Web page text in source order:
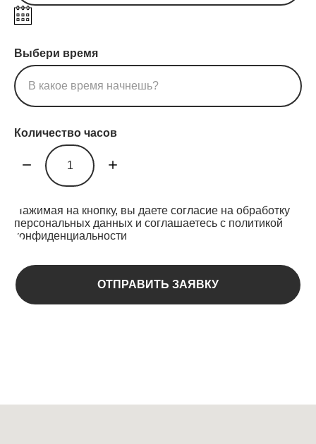
Выбери время
В какое время начнешь?
Количество часов
Нажимая на кнопку, вы даете согласие на обработку
персональных данных и соглашаетесь c политикой
конфиденциальности
ОТПРАВИТЬ ЗАЯВКУ